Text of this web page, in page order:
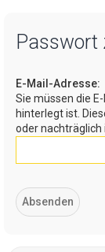
Passwort
E-Mail-Adresse:
Sie müssen die
hinterlegt ist.
oder nachträglich